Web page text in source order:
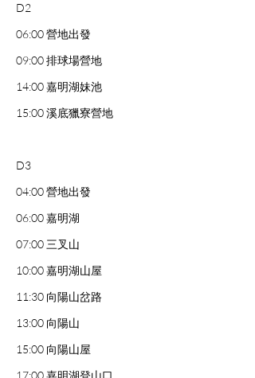
D2
06:00 營地出發
09:00 排球場營地
14:00 嘉明湖妹池
15:00 溪底獵寮營地
D3
04:00 營地出發
06:00 嘉明湖
07:00 三叉山
10:00 嘉明湖山屋
11:30 向陽山岔路
13:00 向陽山
15:00 向陽山屋
17:00 嘉明湖登山口